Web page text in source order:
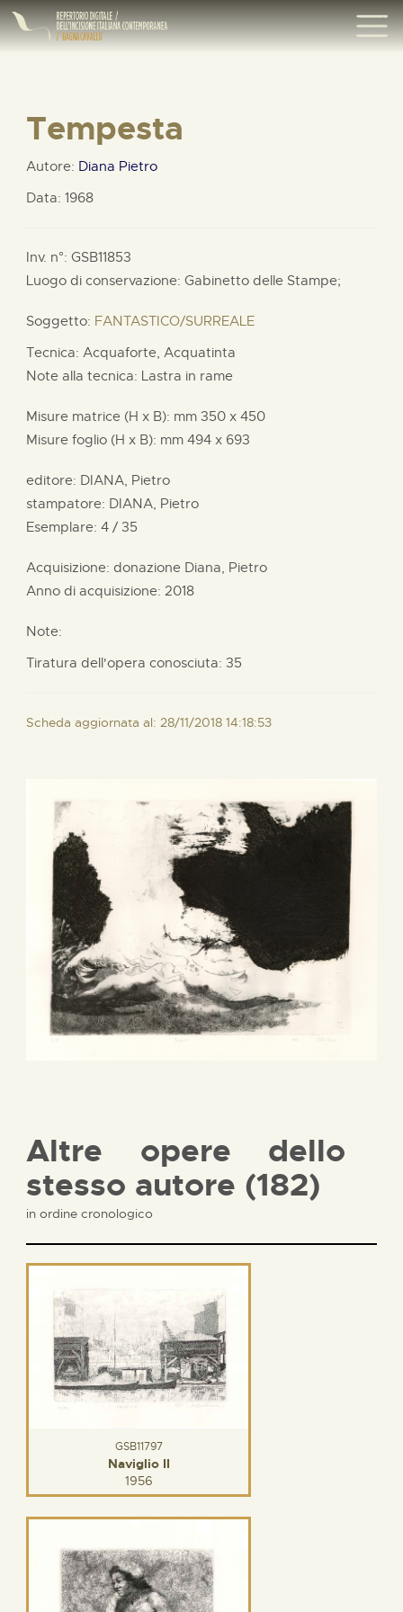
Tempesta
Autore: Diana Pietro
Data: 1968
Inv. n°: GSB11853
Luogo di conservazione: Gabinetto delle Stampe;
Soggetto: FANTASTICO/SURREALE
Tecnica: Acquaforte, Acquatinta
Note alla tecnica: Lastra in rame
Misure matrice (H x B): mm 350 x 450
Misure foglio (H x B): mm 494 x 693
editore: DIANA, Pietro
stampatore: DIANA, Pietro
Esemplare: 4 / 35
Acquisizione: donazione Diana, Pietro
Anno di acquisizione: 2018
Note:
Tiratura dell'opera conosciuta: 35
Scheda aggiornata al: 28/11/2018 14:18:53
Altre opere dello
stesso autore (182)
in ordine cronologico
GSB11797
Naviglio II
1956